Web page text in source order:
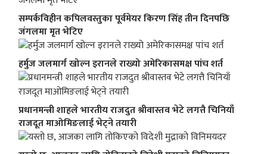
सम्पर्कविहीन कपिलवस्तुका पूर्वमेयर किरण सिंह तीन दिनपछि
जंगलमा मृत भेटिए
हर्मुज जलमार्ग खोल्न इरानले राख्यो अमेरिकासमक्ष पांच शर्त
प्रधानमन्त्री शाहले भारतीय राजदुत श्रीवास्तव भेटे लगत्तै चिनियाँ
राजदूत माओमिङलाई भेट्ने तयारी